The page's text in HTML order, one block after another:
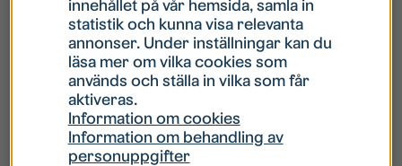
Hur gör jag om mitt konto är låst?
Hur gör jag när jag glömt mitt lösenord?
Vad innebär Gästkonto/Gästanvändare?
innehållet på vår hemsida, samla in
statistik och kunna visa relevanta
annonser. Under inställningar kan du
läsa mer om vilka cookies som
används och ställa in vilka som får
aktiveras.
Information om cookies
Information om behandling av
personuppgifter